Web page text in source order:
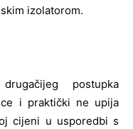
izolatorom.
postupka
i praktički ne upija
cijeni u usporedbi s